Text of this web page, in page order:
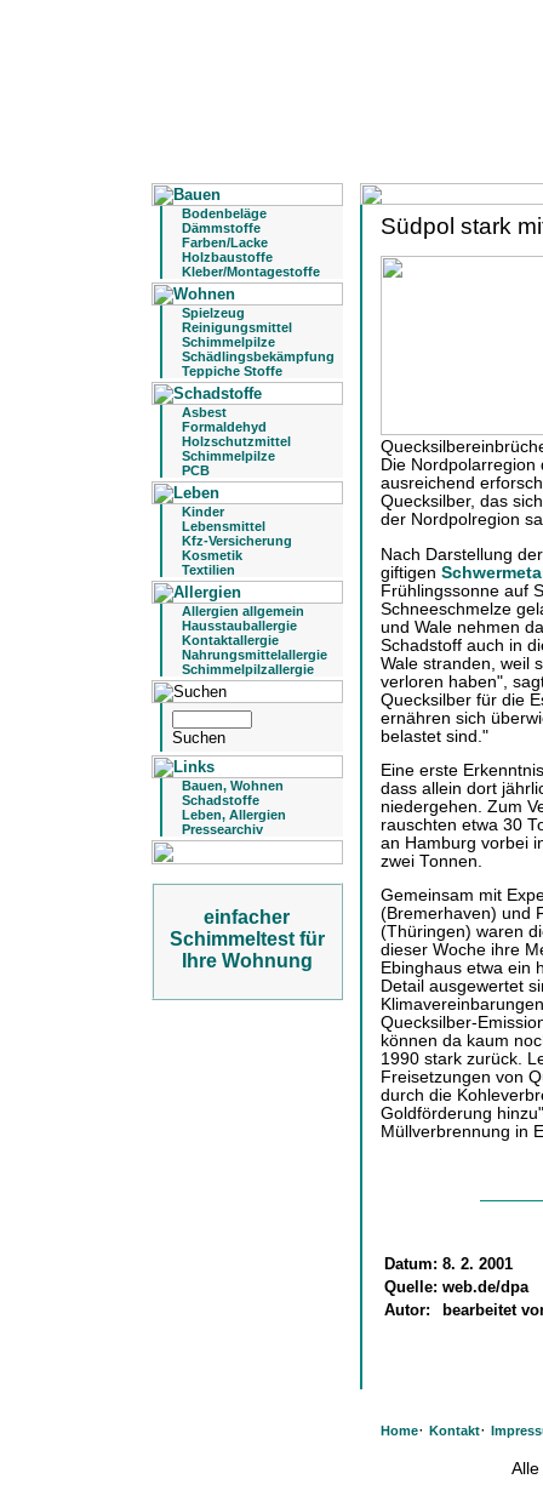
Bodenbeläge
Dämmstoffe
Farben/Lacke
Holzbaustoffe
Kleber/Montagestoffe
Spielzeug
Reinigungsmittel
Schimmelpilze
Schädlingsbekämpfung
Teppiche Stoffe
Asbest
Formaldehyd
Holzschutzmittel
Schimmelpilze
PCB
Kinder
Lebensmittel
Kfz-Versicherung
Kosmetik
Textilien
Allergien allgemein
Hausstauballergie
Kontaktallergie
Nahrungsmittelallergie
Schimmelpilzallergie
Bauen, Wohnen
Schadstoffe
Leben, Allergien
Pressearchiv
einfacher
Schimmeltest für
Ihre Wohnung
Südpol stark
Die
ausreichend
Quecksilber, das
der Nordpolregion
Nach Darstellung
giftigen
Frühlingssonne auf
Schneeschmelze
und Wale nehmen
Schadstoff auch in
Wale stranden, weil
verloren haben",
Quecksilber für die
ernähren sich
belastet sind."
Eine erste
dass allein dort
niedergehen. Zum
rauschten etwa 30
an Hamburg vorbei
zwei Tonnen.
Gemeinsam mit
(Bremerhaven) und
(Thüringen) waren
dieser Woche ihre
Ebinghaus etwa ein
Detail ausgewertet
Quecksilber-
können da kaum
1990 stark zurück.
Freisetzungen von
durch die
Goldförderung
Müllverbrennung in
Datum: 8. 2. 2001
Quelle: web.de/dpa
Autor:
bearbeitet
Home· Kontakt·